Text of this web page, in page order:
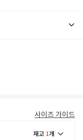
사이즈 가이드
재고 1개